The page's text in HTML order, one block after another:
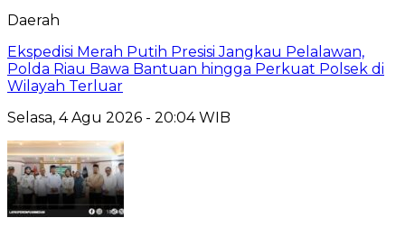
Daerah
Ekspedisi Merah Putih Presisi Jangkau Pelalawan,
Polda Riau Bawa Bantuan hingga Perkuat Polsek di
Wilayah Terluar
Selasa, 4 Agu 2026 - 20:04 WIB